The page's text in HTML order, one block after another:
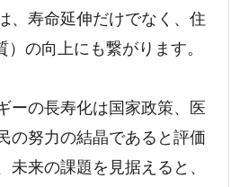
、寿命延伸だけでなく、住
）の向上にも繋がります。
ーの長寿化は国家政策、医
の努力の結晶であると評価
未来の課題を見据えると、